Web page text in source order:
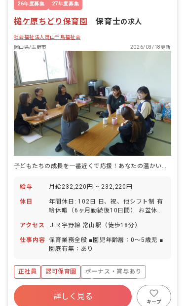
26年度募集 27年度募集
槌ケ原ちどり保育園 ｜保育士の求人
社会福祉法人岡山千鳥福祉会
岡山県/玉野市
2026/03/18更新
給与 月給232,220円 ~ 232,220円
休日
年間休日: 102日 日、祝、他シフト制 有
給休暇（6ヶ月勤続後10日間） お盆休暇
アクセス
ＪＲ宇野線 常山駅（徒歩18分）
仕事内容 保育業務全般 ■園児年齢層：0～5歳児 ■
園庭有無：あり
正社員 認可保育園
ボーナス・賞与あり
寮・住宅・家賃補助あり
社会保険完備
福利厚生充実
退職金制度
詳しく見る
キープ